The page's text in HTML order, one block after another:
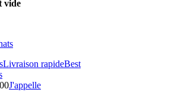
vide
Livraison rapideBest
J'appelle